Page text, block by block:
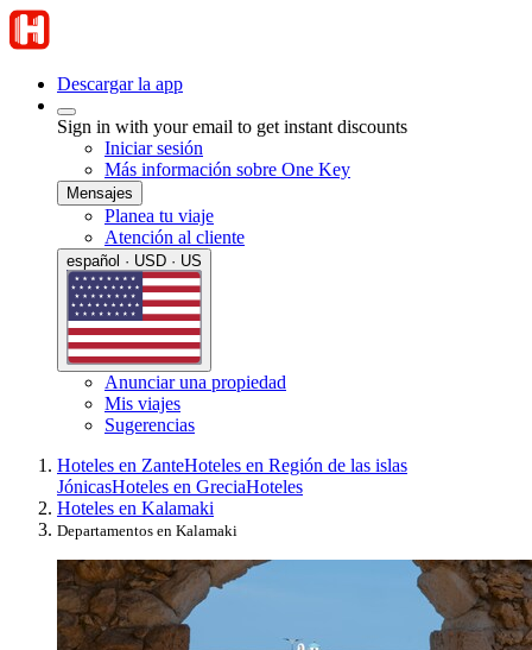
Descargar la app
Sign in with your email to get instant discounts
Iniciar sesión
Más información sobre One Key
Mensajes
Planea tu viaje
Atención al cliente
español · USD · US
Anunciar una propiedad
Mis viajes
Sugerencias
Hoteles en ZanteHoteles en Región de las islas
JónicasHoteles en GreciaHoteles
Hoteles en Kalamaki
Departamentos en Kalamaki